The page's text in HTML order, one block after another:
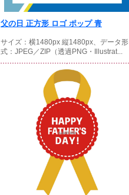
父の日 正方形 ロゴ ポップ 青
サイズ：横1480px 縦1480px、データ形
式：JPEG／ZIP（透過PNG・Illustrat...